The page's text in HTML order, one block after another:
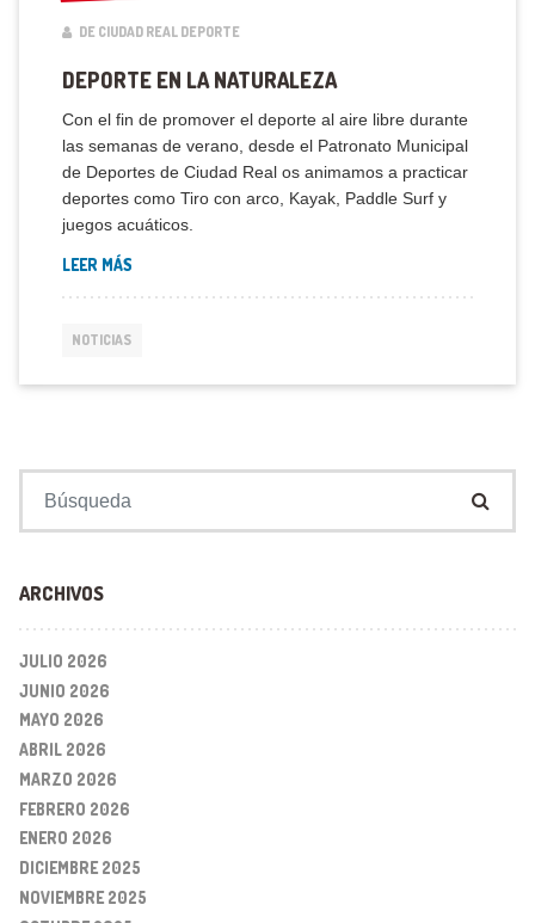
DE CIUDAD REAL DEPORTE
DEPORTE EN LA NATURALEZA
Con el fin de promover el deporte al aire libre durante
las semanas de verano, desde el Patronato Municipal
de Deportes de Ciudad Real os animamos a practicar
deportes como Tiro con arco, Kayak, Paddle Surf y
juegos acuáticos.
LEER MÁS
NOTICIAS
ARCHIVOS
JULIO 2026
JUNIO 2026
MAYO 2026
ABRIL 2026
MARZO 2026
FEBRERO 2026
ENERO 2026
DICIEMBRE 2025
NOVIEMBRE 2025